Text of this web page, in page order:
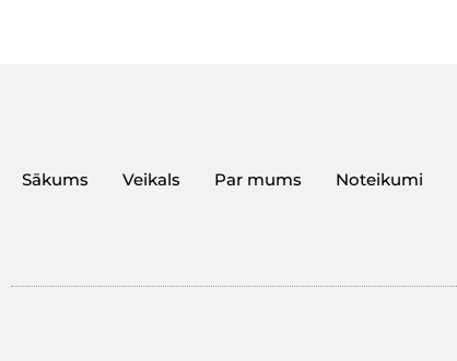
Sākums Veikals Par mums Noteikumi